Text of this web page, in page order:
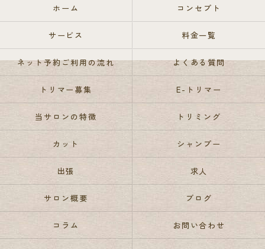
ホーム コンセプト
サービス 料金一覧
ネット予約ご利用の流れ よくある質問
トリマー募集 E-トリマー
当サロンの特徴 トリミング
カット シャンプー
出張 求人
サロン概要 ブログ
コラム お問い合わせ